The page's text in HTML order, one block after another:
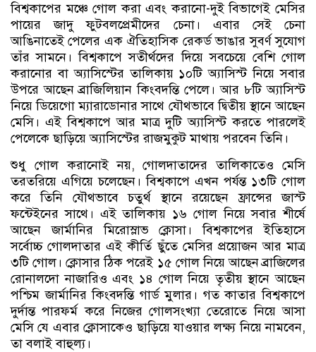
বিশ্বকাপের মঞ্চে গোল করা এবং করানো-দুই বিভাগেই মেসির
পায়ের জাদু ফুটবলপ্রেমীদের চেনা। এবার সেই চেনা
আঙিনাতেই পেলের এক ঐতিহাসিক রেকর্ড ভাঙার সুবর্ণ সুযোগ
তাঁর সামনে। বিশ্বকাপে সতীর্থদের দিয়ে সবচেয়ে বেশি গোল
করানোর বা অ্যাসিস্টের তালিকায় ১০টি অ্যাসিস্ট নিয়ে সবার
উপরে আছেন ব্রাজিলিয়ান কিংবদন্তি পেলে। আর ৮টি অ্যাসিস্ট
নিয়ে ডিয়েগো ম্যারাডোনার সাথে যৌথভাবে দ্বিতীয় স্থানে আছেন
মেসি। এই বিশ্বকাপে আর মাত্র দুটি অ্যাসিস্ট করতে পারলেই
পেলেকে ছাড়িয়ে অ্যাসিস্টের রাজমুকুট মাথায় পরবেন তিনি।
শুধু গোল করানোই নয়, গোলদাতাদের তালিকাতেও মেসি
তরতরিয়ে এগিয়ে চলেছেন। বিশ্বকাপে এখন পর্যন্ত ১৩টি গোল
করে তিনি যৌথভাবে চতুর্থ স্থানে রয়েছেন ফ্রান্সের জাস্ট
ফন্টেইনের সাথে। এই তালিকায় ১৬ গোল নিয়ে সবার শীর্ষে
আছেন জার্মানির মিরোস্লাভ ক্লোসা। বিশ্বকাপের ইতিহাসে
সর্বোচ্চ গোলদাতার এই কীর্তি ছুঁতে মেসির প্রয়োজন আর মাত্র
৩টি গোল। ক্লোসার ঠিক পরেই ১৫ গোল নিয়ে আছেন ব্রাজিলের
রোনালদো নাজারিও এবং ১৪ গোল নিয়ে তৃতীয় স্থানে আছেন
পশ্চিম জার্মানির কিংবদন্তি গার্ড মুলার। গত কাতার বিশ্বকাপে
দুর্দান্ত পারফর্ম করে নিজের গোলসংখ্যা তেরোতে নিয়ে আসা
মেসি যে এবার ক্লোসাকেও ছাড়িয়ে যাওয়ার লক্ষ্য নিয়ে নামবেন,
তা বলাই বাহুল্য।